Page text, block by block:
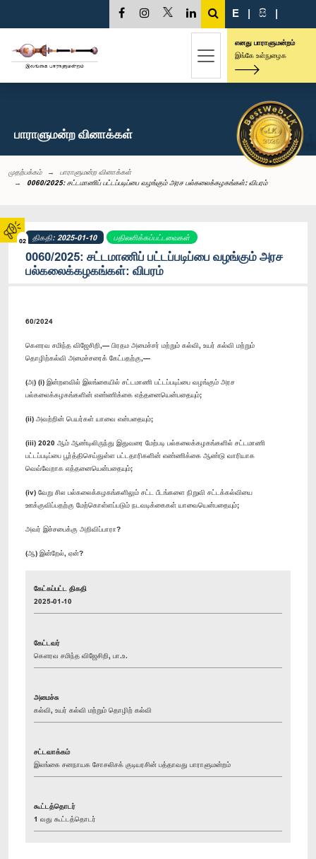
02
E | සි |
எனது பாராளுமன்றம்
இங்கே உள்நுழைக
பாராளுமன்ற வினாக்கள்
முதற்பக்கம்
பாராளுமன்ற வினாக்கள்
0060/2025: சட்டமாணிப் பட்டப்படிப்பை வழங்கும் அரச பல்கலைக்கழகங்கள்: விபரம்
திகதி: 2025-01-10 பதிலளிக்கப்பட்டவைகள்
0060/2025: சட்டமாணிப் பட்டப்படிப்பை வழங்கும் அரச
பல்கலைக்கழகங்கள்: விபரம்
60/2024
கௌரவ சமிந்த விஜேசிறி,— பிரதம அமைச்சர் மற்றும் கல்வி, உயர் கல்வி மற்றும்
தொழிற்கல்வி அமைச்சரைக் கேட்பதற்கு,—
(அ) (i) இன்றளவில் இலங்கையில் சட்டமாணி பட்டப்படிப்பை வழங்கும் அரச
பல்கலைக்கழகங்களின் எண்ணிக்கை எத்தனையென்பதையும்;
(ii) அவற்றின் பெயர்கள் யாவை என்பதையும்;
(iii) 2020 ஆம் ஆண்டிலிருந்து இதுவரை மேற்படி பல்கலைக்கழகங்களில் சட்டமாணி
பட்டப்படிப்பை பூர்த்திசெய்துள்ள பட்டதாரிகளின் எண்ணிக்கை ஆண்டு வாரியாக
வெவ்வேறாக எத்தனையென்பதையும்;
(iv) வேறு சில பல்கலைக்கழகங்களிலும் சட்ட பீடங்களை நிறுவி சட்டக்கல்வியை
ஊக்குவிப்பதற்கு மேற்கொள்ளப்படும் நடவடிக்கைகள் யாவையென்பதையும்;
அவர் இச்சபைக்கு அறிவிப்பாரா?
(ஆ) இன்றேல், ஏன்?
கேட்கப்பட்ட திகதி
2025-01-10
கேட்டவர்
கௌரவ சமிந்த விஜேசிறி, பா.உ.
அமைச்சு
கல்வி, உயர் கல்வி மற்றும் தொழிற் கல்வி
சட்டவாக்கம்
இலங்கை சனநாயக சோசலிசக் குடியரசின் பத்தாவது பாராளுமன்றம்
கூட்டத்தொடர்
1 வது கூட்டத்தொடர்